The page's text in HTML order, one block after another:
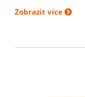
Zobrazit více